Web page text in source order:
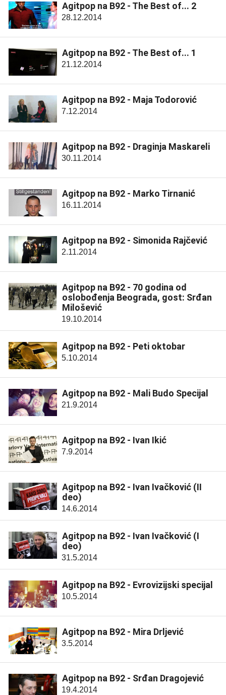
Agitpop na B92 - The Best of... 2
28.12.2014
Agitpop na B92 - The Best of... 1
21.12.2014
Agitpop na B92 - Maja Todorović
7.12.2014
Agitpop na B92 - Draginja Maskareli
30.11.2014
Agitpop na B92 - Marko Tirnanić
16.11.2014
Agitpop na B92 - Simonida Rajčević
2.11.2014
Agitpop na B92 - 70 godina od
oslobođenja Beograda, gost: Srđan
Milošević
19.10.2014
Agitpop na B92 - Peti oktobar
5.10.2014
Agitpop na B92 - Mali Budo Specijal
21.9.2014
Agitpop na B92 - Ivan Ikić
7.9.2014
Agitpop na B92 - Ivan Ivačković (II
deo)
14.6.2014
Agitpop na B92 - Ivan Ivačković (I
deo)
31.5.2014
Agitpop na B92 - Evrovizijski specijal
10.5.2014
Agitpop na B92 - Mira Drljević
3.5.2014
Agitpop na B92 - Srđan Dragojević
19.4.2014